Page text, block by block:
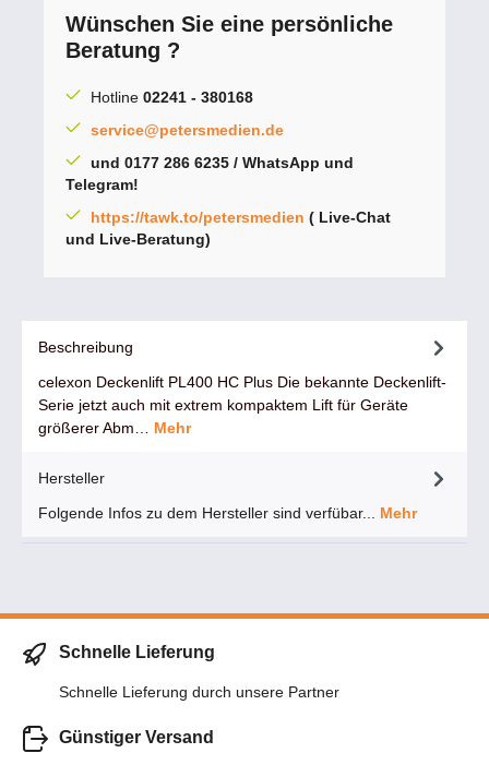
Wünschen Sie eine persönliche
Beratung ?
Hotline 02241 - 380168
service@petersmedien.de
und 0177 286 6235 / WhatsApp und
Telegram!
https://tawk.to/petersmedien ( Live-Chat
und Live-Beratung)
Beschreibung
celexon Deckenlift PL400 HC Plus Die bekannte Deckenlift-
Serie jetzt auch mit extrem kompaktem Lift für Geräte
größerer Abm… Mehr
Hersteller
Folgende Infos zu dem Hersteller sind verfübar... Mehr
Schnelle Lieferung
Schnelle Lieferung durch unsere Partner
Günstiger Versand